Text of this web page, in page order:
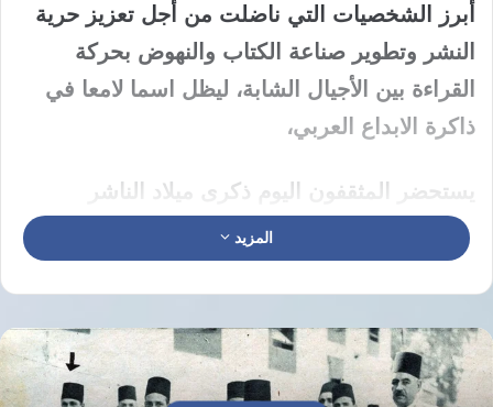
أبرز الشخصيات التي ناضلت من أجل تعزيز حرية
النشر وتطوير صناعة الكتاب والنهوض بحركة
القراءة بين الأجيال الشابة، ليظل اسما لامعا في
ذاكرة الابداع العربي،
يستحضر المثقفون اليوم ذكرى ميلاد الناشر
ابراهيم المعلم الذي تولى العديد من المناصب
الرفيعة والمؤثرة في مسيرته المهنية التي بدأت
الناشرين المصريين لدورات عديدة استطاع خلالها
إحداث طفرة نوعية في معايير النشر العربية،
المزيد